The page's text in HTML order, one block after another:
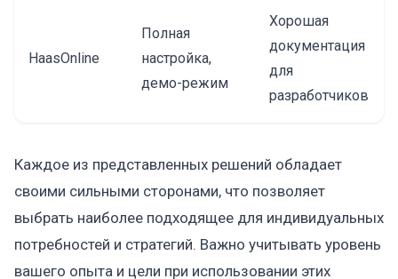
HaasOnline
Полная
настройка,
демо-режим
Хорошая
документация
для
разработчиков
Каждое из представленных решений обладает
своими сильными сторонами, что позволяет
выбрать наиболее подходящее для индивидуальных
потребностей и стратегий. Важно учитывать уровень
вашего опыта и цели при использовании этих